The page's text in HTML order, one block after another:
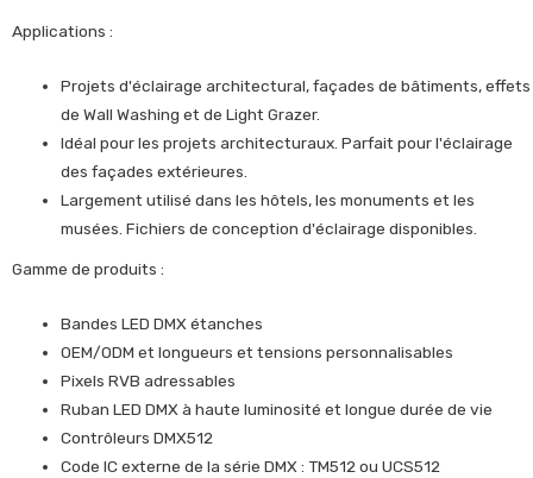
Applications :
Projets d'éclairage architectural, façades de bâtiments, effets
de Wall Washing et de Light Grazer.
Idéal pour les projets architecturaux. Parfait pour l'éclairage
des façades extérieures.
Largement utilisé dans les hôtels, les monuments et les
musées. Fichiers de conception d'éclairage disponibles.
Gamme de produits :
Bandes LED DMX étanches
OEM/ODM et longueurs et tensions personnalisables
Pixels RVB adressables
Ruban LED DMX à haute luminosité et longue durée de vie
Contrôleurs DMX512
Code IC externe de la série DMX : TM512 ou UCS512